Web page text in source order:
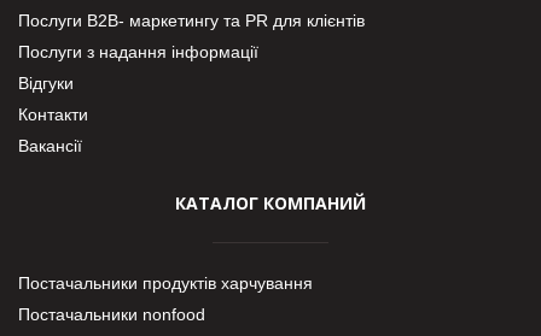
Послуги В2В- маркетингу та PR для клієнтів
Послуги з надання інформації
Відгуки
Контакти
Вакансії
КАТАЛОГ КОМПАНИЙ
Постачальники продуктів харчування
Постачальники nonfood